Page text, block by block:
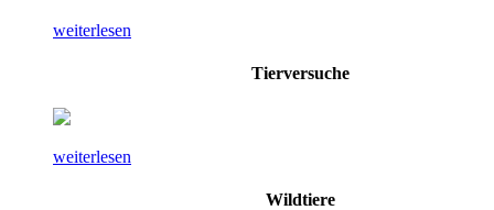
weiterlesen
Tierversuche
weiterlesen
Wildtiere